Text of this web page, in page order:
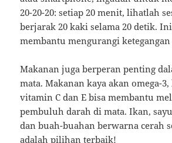
20-20-20: setiap 20 menit, lihatlah
berjarak 20 kaki selama 20 detik.
membantu mengurangi ketegangan
Makanan juga berperan penting
mata. Makanan kaya akan omega-
vitamin C dan E bisa membantu
pembuluh darah di mata. Ikan,
dan buah-buahan berwarna cerah
adalah pilihan terbaik!